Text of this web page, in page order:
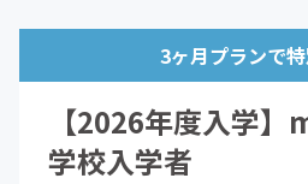
3ヶ月プランで特
【2026年度入学
学校入学者